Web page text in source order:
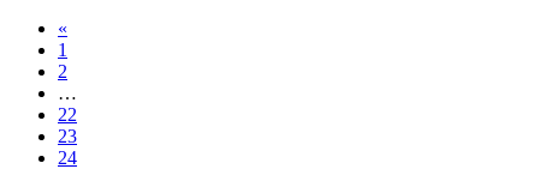
«
1
2
…
22
23
24